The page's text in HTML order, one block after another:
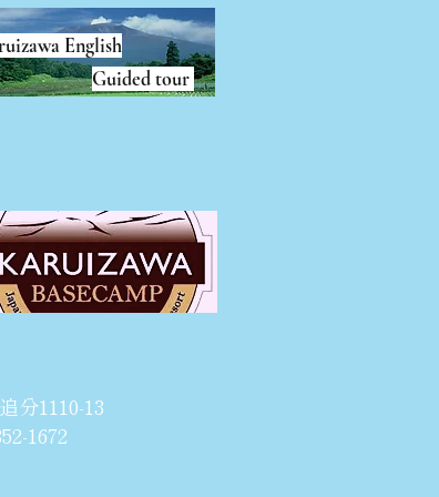
English
Guided tour
分1110-13
1672